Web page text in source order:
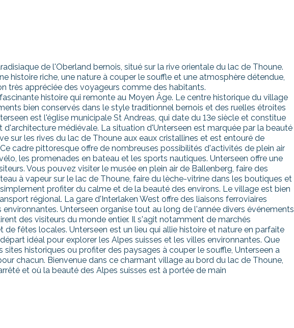
de l'Oberland bernois, situé sur la rive orientale du lac de Thoune.
histoire riche, une nature à couper le souffle et une atmosphère détendue,
très appréciée des voyageurs comme des habitants.
histoire qui remonte au Moyen Âge. Le centre historique du village
bien conservés dans le style traditionnel bernois et des ruelles étroites
est l'église municipale St Andreas, qui date du 13e siècle et constitue
d'architecture médiévale. La situation d'Unterseen est marquée par la beauté
sur les rives du lac de Thoune aux eaux cristallines et est entouré de
cadre pittoresque offre de nombreuses possibilités d'activités de plein air
les promenades en bateau et les sports nautiques. Unterseen offre une
Vous pouvez visiter le musée en plein air de Ballenberg, faire des
à vapeur sur le lac de Thoune, faire du lèche-vitrine dans les boutiques et
profiter du calme et de la beauté des environs. Le village est bien
régional. La gare d'Interlaken West offre des liaisons ferroviaires
Unterseen organise tout au long de l'année divers événements
des visiteurs du monde entier. Il s'agit notamment de marchés
de fêtes locales. Unterseen est un lieu qui allie histoire et nature en parfaite
idéal pour explorer les Alpes suisses et les villes environnantes. Que
sites historiques ou profiter des paysages à couper le souffle, Unterseen a
chacun. Bienvenue dans ce charmant village au bord du lac de Thoune,
et où la beauté des Alpes suisses est à portée de main